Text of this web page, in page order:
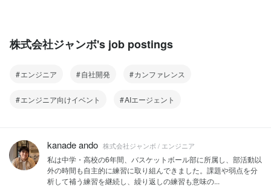
株式会社ジャンボ's job postings
エンジニア 自社開発 カンファレンス
エンジニア向けイベント AIエージェント
kanade ando 株式会社ジャンボ / エンジニア
私は中学・高校の6年間、バスケットボール部に所属し、部活動以
外の時間も自主的に練習に取り組んできました。課題や弱点を分
析して補う練習を継続し、繰り返しの練習も意味の...